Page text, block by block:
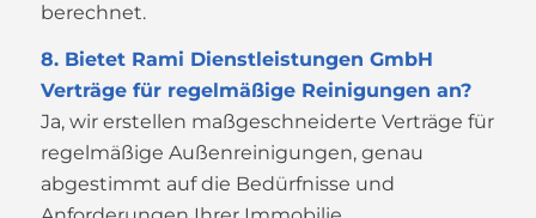
berechnet.
8. Bietet Rami Dienstleistungen GmbH
Verträge für regelmäßige Reinigungen an?
Ja, wir erstellen maßgeschneiderte Verträge für
regelmäßige Außenreinigungen, genau
abgestimmt auf die Bedürfnisse und